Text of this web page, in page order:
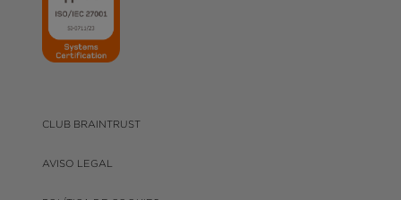
CLUB BRAINTRUST
AVISO LEGAL